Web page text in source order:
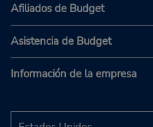
Afiliados de Budget
Asistencia de Budget
Información de la empresa